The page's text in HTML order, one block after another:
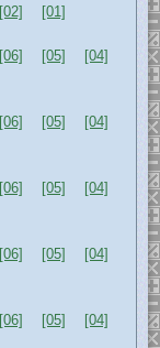
[02]
[01]
[06] [05]
[04]
[06] [05]
[04]
[06] [05]
[04]
[06] [05]
[04]
[06] [05]
[04]